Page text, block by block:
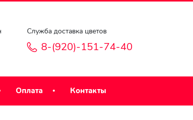
Служба доставка цветов
8-(920)-151-74-40
Оплата Контакты